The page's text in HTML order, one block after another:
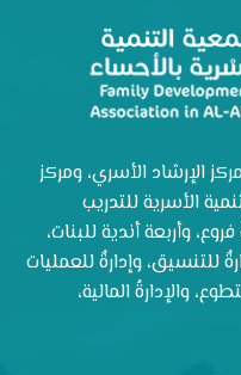
هي: مركز الإرشاد الأسري، ومركز
الأسرية للتدريب
وأربعة أندية للبنات،
للتنسيق، وإدارةٌ للعمليات
والإدارةُ المالية،